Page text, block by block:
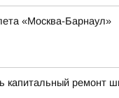
«Москва-Барнаул»
капитальный